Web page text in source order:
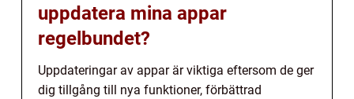
uppdatera mina appar
regelbundet?
Uppdateringar av appar är viktiga eftersom de ger
dig tillgång till nya funktioner, förbättrad